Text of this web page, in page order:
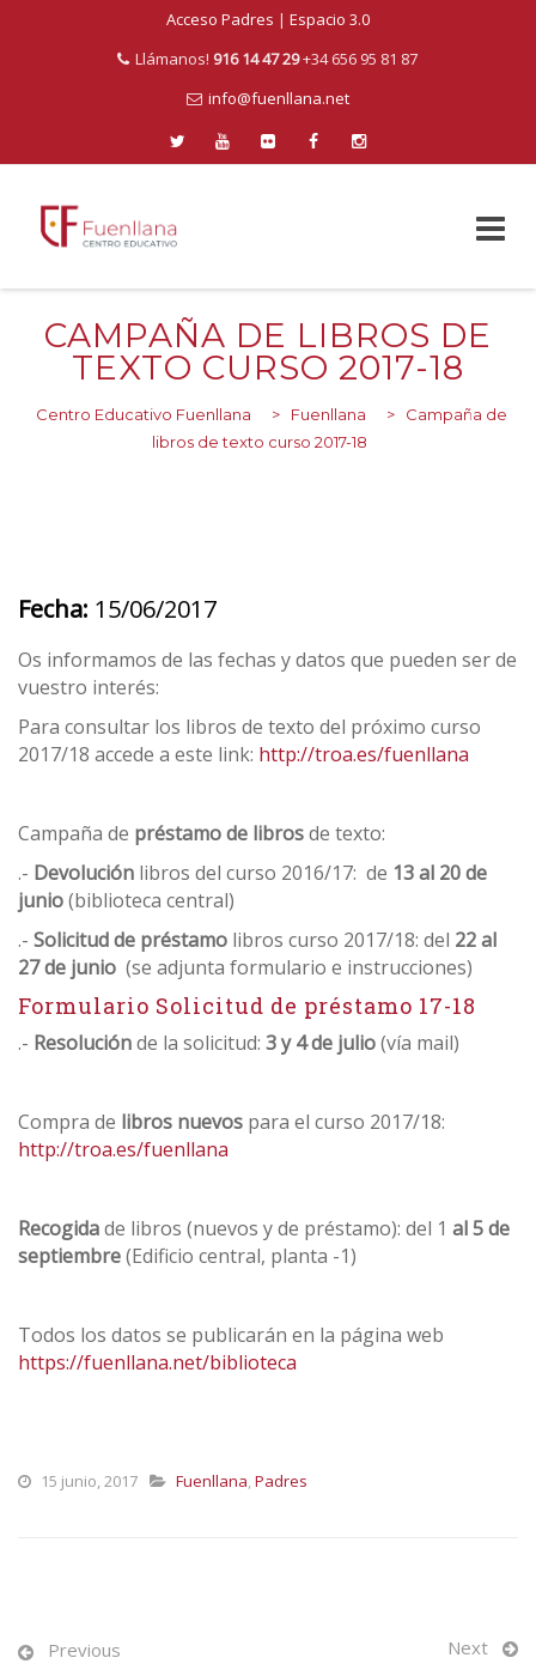
Acceso Padres | Espacio 3.0
Llámanos! 916 14 47 29+34 656 95 81 87
info@fuenllana.net
content
CAMPAÑA DE LIBROS DE
TEXTO CURSO 2017-18
Centro Educativo Fuenllana > Fuenllana >
Campaña de
libros de texto curso 2017-18
Fecha: 15/06/2017
Os informamos de las fechas y datos que pueden ser de
vuestro interés:
Para consultar los libros de texto del próximo curso
2017/18 accede a este link: http://troa.es/fuenllana
Campaña de préstamo de librosde texto:
.- Devolución libros del curso 2016/17: de 13 al 20 de
junio(biblioteca central)
.- Solicitud de préstamo libros curso 2017/18: del 22 al
27 de junio (se adjunta formulario e instrucciones)
Formulario Solicitud de préstamo 17-18
.- Resoluciónde la solicitud: 3 y 4 de julio(vía mail)
Compra de libros nuevos para el curso 2017/18:
http://troa.es/fuenllana
Recogidade libros (nuevos y de préstamo): del 1 al 5 de
septiembre(Edificio central, planta -1)
Todos los datos se publicarán en la página web
https://fuenllana.net/biblioteca
15 junio, 2017 Fuenllana, Padres
Previous Next